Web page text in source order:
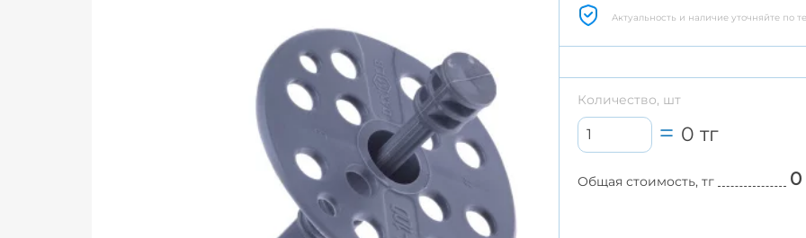
Актуальность и наличие уточняйте по
Количество, шт
0 тг
Общая стоимость, тг 0